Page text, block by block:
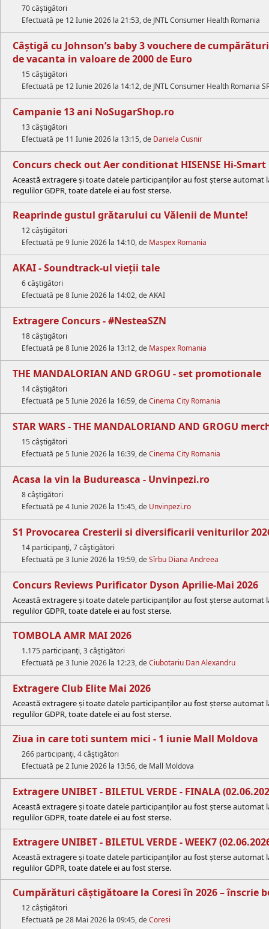
70 câştigători
Efectuată pe 12 Iunie 2026 la 21:53, de JNTL Consumer Health Romania
Câștigă cu Johnson’s baby 3 vouchere de
de vacanta in valoare de 2000 de Euro
15 câştigători
Efectuată pe 12 Iunie 2026 la 14:12, de JNTL Consumer Health Romania
Campanie 13 ani NoSugarShop.ro
13 câştigători
Efectuată pe 11 Iunie 2026 la 13:15, de Daniela Cusnir
Concurs check out Aer conditionat HISENSE Hi-Smart
Această extragere și toate datele participanților au fost șterse
regulilor GDPR, toate datele ei au fost sterse.
Reaprinde gustul grătarului cu Vălenii de Munte!
12 câştigători
Efectuată pe 9 Iunie 2026 la 14:10, de Maspex Romania
AKAI - Soundtrack-ul vieții tale
6 câştigători
Efectuată pe 8 Iunie 2026 la 14:02, de AKAI
Extragere Concurs - #NesteaSZN
18 câştigători
Efectuată pe 8 Iunie 2026 la 13:12, de Maspex Romania
THE MANDALORIAN AND GROGU - set promotionale
14 câştigători
Efectuată pe 5 Iunie 2026 la 16:59, deCinema City Romania
STAR WARS - THE MANDALORIAND AND GROGU
15 câştigători
Efectuată pe 5 Iunie 2026 la 16:39, deCinema City Romania
Acasa la vin la Budureasca - Unvinpezi.ro
8 câştigători
Efectuată pe 4 Iunie 2026 la 15:45, de Unvinpezi.ro
S1 Provocarea Cresterii si diversificarii veniturilor
14 participanţi, 7 câştigători
Efectuată pe 3 Iunie 2026 la 19:59, deSîrbu Diana Andreea
Concurs Reviews Purificator Dyson Aprilie-Mai 2026
Această extragere și toate datele participanților au fost șterse
regulilor GDPR, toate datele ei au fost sterse.
TOMBOLA AMR MAI 2026
1.175 participanţi, 3 câştigători
Efectuată pe 3 Iunie 2026 la 12:23, deCiubotariu Dan Alexandru
Extragere Club Elite Mai 2026
Această extragere și toate datele participanților au fost șterse
regulilor GDPR, toate datele ei au fost sterse.
Ziua in care toti suntem mici - 1 iunie Mall Moldova
266 participanţi, 4 câştigători
Efectuată pe 2 Iunie 2026 la 13:56, de Mall Moldova
Extragere UNIBET - BILETUL VERDE - FINALA
Această extragere și toate datele participanților au fost șterse
regulilor GDPR, toate datele ei au fost sterse.
Extragere UNIBET - BILETUL VERDE - WEEK7
Această extragere și toate datele participanților au fost șterse
regulilor GDPR, toate datele ei au fost sterse.
Cumpărături câștigătoare la Coresi în 2026 – înscrie
12 câştigători
Efectuată pe 28 Mai 2026 la 09:45, deCoresi